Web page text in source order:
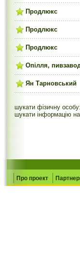
Продлюкс
Продлюкс
Продлюкс
Опілля,
Ян Тарновський
шукати фізичну
шукати інформацію
Про проект